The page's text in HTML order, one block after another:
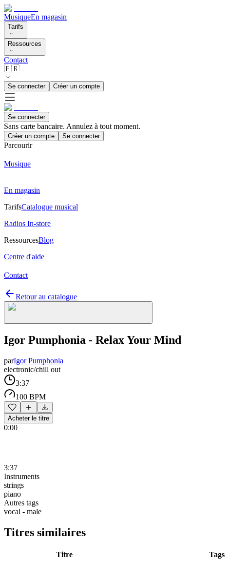
MusiqueEn magasin
Tarifs
Ressources
Contact
🇫🇷
Se connecter Créer un compte
Se connecter
Sans carte bancaire. Annulez à tout moment.
Créer un compte Se connecter
Parcourir
Musique
En magasin
TarifsCatalogue musical
Radios In-store
RessourcesBlog
Centre d'aide
Contact
Retour au catalogue
Igor Pumphonia - Relax Your Mind
parIgor Pumphonia
electronic/chill out
3:37
100 BPM
Acheter le titre
0:00
3:37
Instruments
strings
piano
Autres tags
vocal - male
Titres similaires
Titre Tags